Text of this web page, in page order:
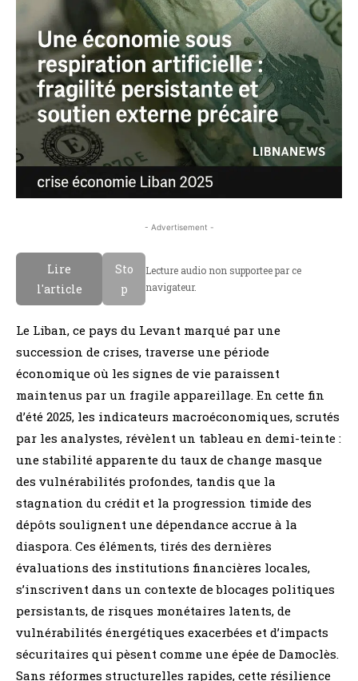
- Advertisement -
Lire
l'article
Sto
p
Lecture audio non supportee par ce
navigateur.
Le Liban, ce pays du Levant marqué par une
succession de crises, traverse une période
économique où les signes de vie paraissent
maintenus par un fragile appareillage. En cette fin
d’été 2025, les indicateurs macroéconomiques, scrutés
par les analystes, révèlent un tableau en demi-teinte :
une stabilité apparente du taux de change masque
des vulnérabilités profondes, tandis que la
stagnation du crédit et la progression timide des
dépôts soulignent une dépendance accrue à la
diaspora. Ces éléments, tirés des dernières
évaluations des institutions financières locales,
s’inscrivent dans un contexte de blocages politiques
persistants, de risques monétaires latents, de
vulnérabilités énergétiques exacerbées et d’impacts
sécuritaires qui pèsent comme une épée de Damoclès.
Sans réformes structurelles rapides, cette résilience